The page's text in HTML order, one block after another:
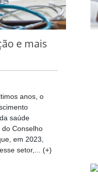
e mais
anos, o
saúde
Conselho
em 2023,
setor,... (+)